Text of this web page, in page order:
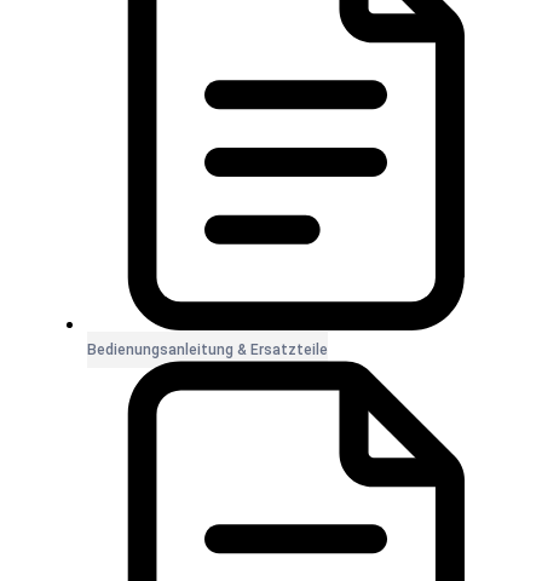
Bedienungsanleitung & Ersatzteile